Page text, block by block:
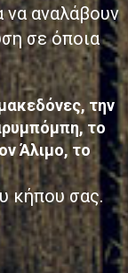
να αναλάβουν
σε όποια
την
το
Άλιμο, το
κήπου σας.